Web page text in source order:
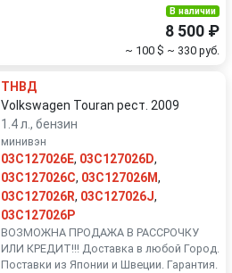
В наличии
8 500 ₽
~ 100 $ ~ 330 руб.
ТНВД
Volkswagen Touran рест. 2009
1.4 л., бензин
минивэн
03C127026E, 03C127026D,
03C127026C, 03C127026M,
03C127026R, 03C127026J,
03C127026P
ВОЗМОЖНА ПРОДАЖА В РАССРОЧКУ
ИЛИ КРЕДИТ!!! Доставка в любой Город.
Поставки из Японии и Швеции. Гарантия.